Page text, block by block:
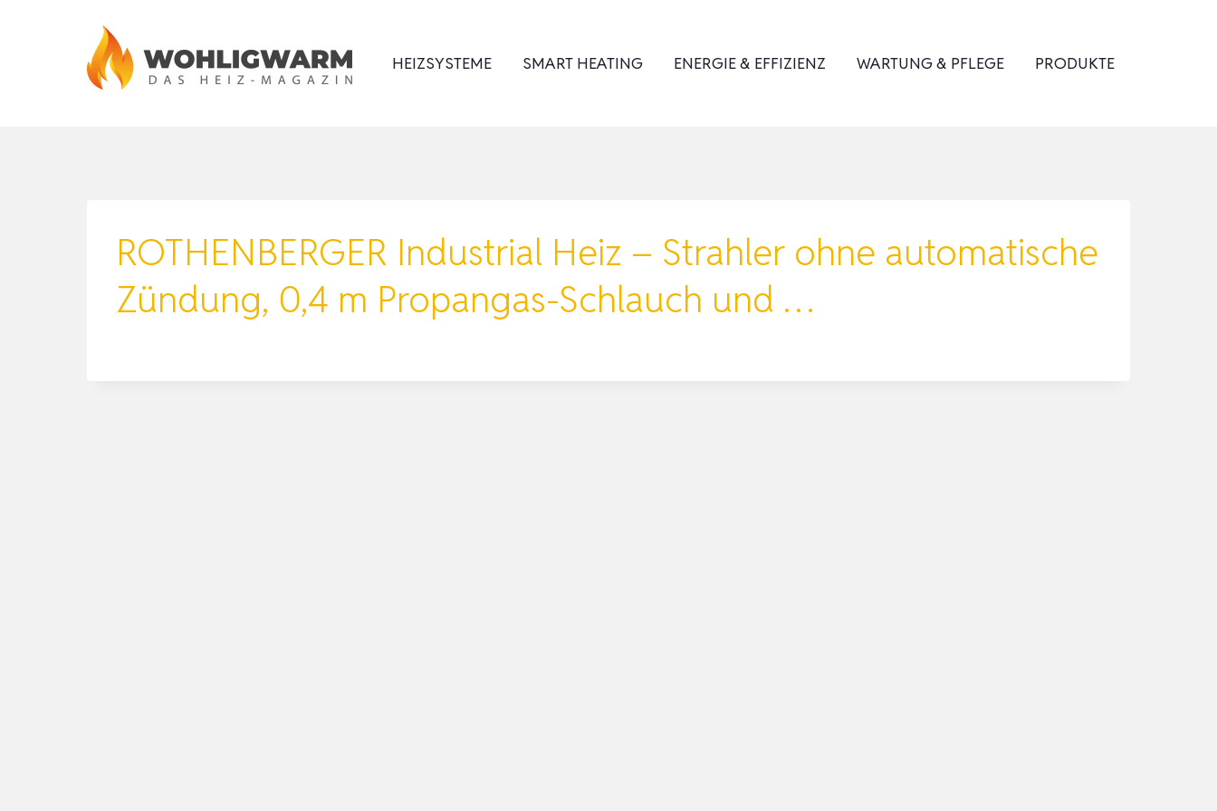
HEIZSYSTEME SMART HEATING ENERGIE & EFFIZIENZ WARTUNG & PFLEGE PRODUKTE
ROTHENBERGER Industrial Heiz – Strahler ohne automatische
Zündung, 0,4 m Propangas-Schlauch und …